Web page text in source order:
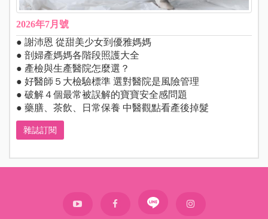
2026年7月號
● 謝沛恩 從甜美少女到優雅媽媽
● 剖婦產媽媽各階段照護大全
● 產檢與生產醫院怎麼選？
● 好醫師５大檢驗標準 選對醫院是風險管理
● 破解４個最常被誤解的寶寶安全感問題
● 藥膳、茶飲、日常保養 中醫觀點看產後掉髮
雜誌訂閱